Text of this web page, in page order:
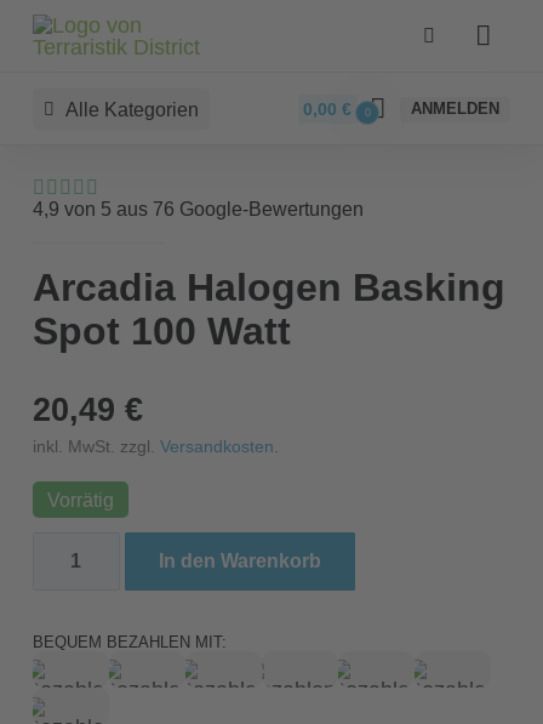
Alle Kategorien 0,00€ 0 ANMELDEN
4,9 von 5 aus 76 Google-Bewertungen
Arcadia Halogen Basking
Spot 100 Watt
20,49 €
inkl. MwSt. zzgl. Versandkosten
Vorrätig
Arcadia Halogen Basking Spot 100 Watt Menge
In den Warenkorb
BEQUEM BEZAHLEN MIT: